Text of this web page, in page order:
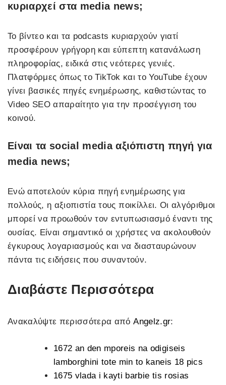
κυριαρχεί στα media news;
Το βίντεο και τα podcasts κυριαρχούν γιατί
προσφέρουν γρήγορη και εύπεπτη κατανάλωση
πληροφορίας, ειδικά στις νεότερες γενιές.
Πλατφόρμες όπως το TikTok και το YouTube έχουν
γίνει βασικές πηγές ενημέρωσης, καθιστώντας το
Video SEO απαραίτητο για την προσέγγιση του
κοινού.
Είναι τα social media αξιόπιστη πηγή για
media news;
Ενώ αποτελούν κύρια πηγή ενημέρωσης για
πολλούς, η αξιοπιστία τους ποικίλλει. Οι αλγόριθμοι
μπορεί να προωθούν τον εντυπωσιασμό έναντι της
ουσίας. Είναι σημαντικό οι χρήστες να ακολουθούν
έγκυρους λογαριασμούς και να διασταυρώνουν
πάντα τις ειδήσεις που συναντούν.
Διαβάστε Περισσότερα
Ανακαλύψτε περισσότερα απόAngelz.gr:
1672 an den mporeis na odigiseis
lamborghini tote min to kaneis 18 pics
1675 vlada i kayti barbie tis rosias